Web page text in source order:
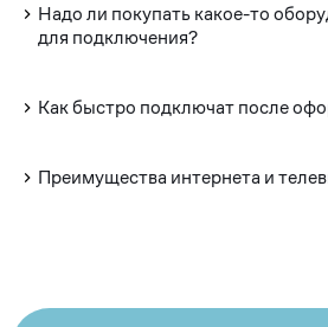
Надо ли покупать какое-то
для подключения?
Как быстро подключат после
Преимущества интернета и